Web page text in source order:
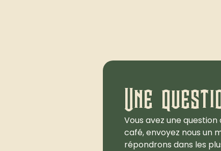
Une
Vous avez une
café, envoyez nous un
répondrons dans les